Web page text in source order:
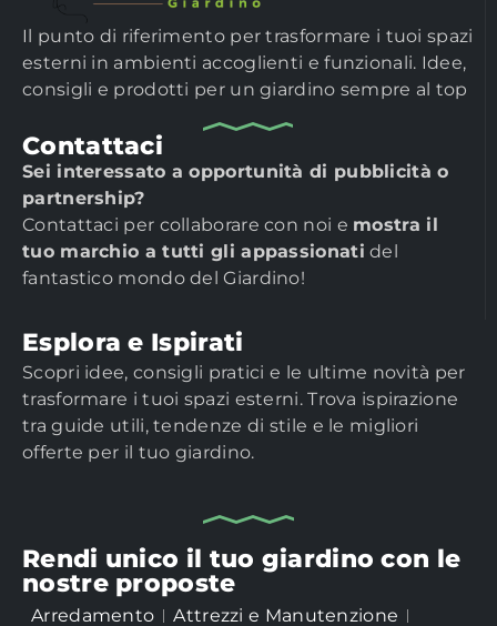
Il punto di riferimento per trasformare i tuoi spazi
esterni in ambienti accoglienti e funzionali. Idee,
consigli e prodotti per un giardino sempre al top
Contattaci
Sei interessato a opportunità di pubblicità o
partnership?
Contattaci per collaborare con noi e mostra il
tuo marchio a tutti gli appassionati del
fantastico mondo del Giardino!
Esplora e Ispirati
Scopri idee, consigli pratici e le ultime novità per
trasformare i tuoi spazi esterni. Trova ispirazione
tra guide utili, tendenze di stile e le migliori
offerte per il tuo giardino.
Rendi unico il tuo giardino con le
nostre proposte
Arredamento Attrezzi e Manutenzione